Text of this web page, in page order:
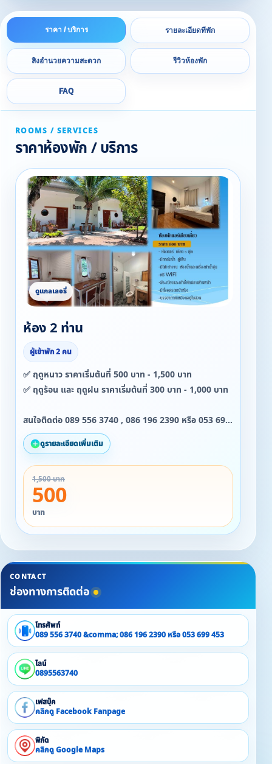
ราคา / บริการ รายละเอียดที่พัก
สิ่งอำนวยความสะดวก รีวิวห้องพัก
FAQ
ROOMS / SERVICES
ราคาห้องพัก / บริการ
ห้อง 2 ท่าน
ผู้เข้าพัก 2 คน
✅ ฤดูหนาว ราคาเริ่มต้นที่ 500 บาท - 1,500 บาท
✅ ฤดูร้อน และ ฤดูฝน ราคาเริ่มต้นที่ 300 บาท - 1,000 บาท
สนใจติดต่อ 089 556 3740 , 086 196 2390 หรือ 053 699
453
ดูรายละเอียดเพิ่มเติม
1,500 บาท
500
บาท
CONTACT
ช่องทางการติดต่อ
โทรศัพท์
089 556 3740 &comma; 086 196 2390 หรือ 053 699 453
ไลน์
0895563740
เฟสบุ๊ค
คลิกดู Facebook Fanpage
พิกัด
คลิกดู Google Maps